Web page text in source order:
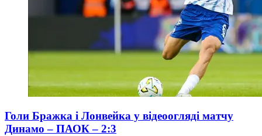
Голи Бражка і Лонвейка у відеоогляді матчу
Динамо – ПАОК – 2:3